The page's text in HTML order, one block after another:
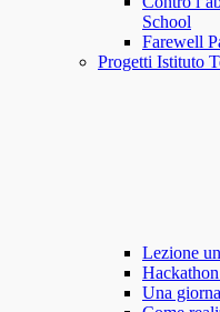
School
Farewell
Progetti Istituto
Lezione
Una